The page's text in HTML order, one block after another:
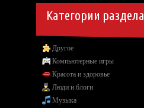
Категории раздела
Другое
Компьютерные игры
Красота и здоровье
Люди и блоги
Музыка